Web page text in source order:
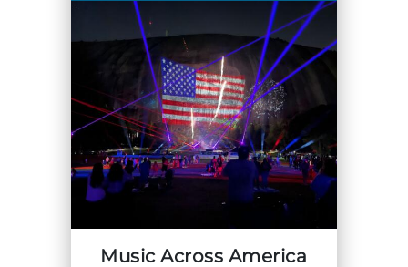
Explorar Áreas Naturales
Music Across America